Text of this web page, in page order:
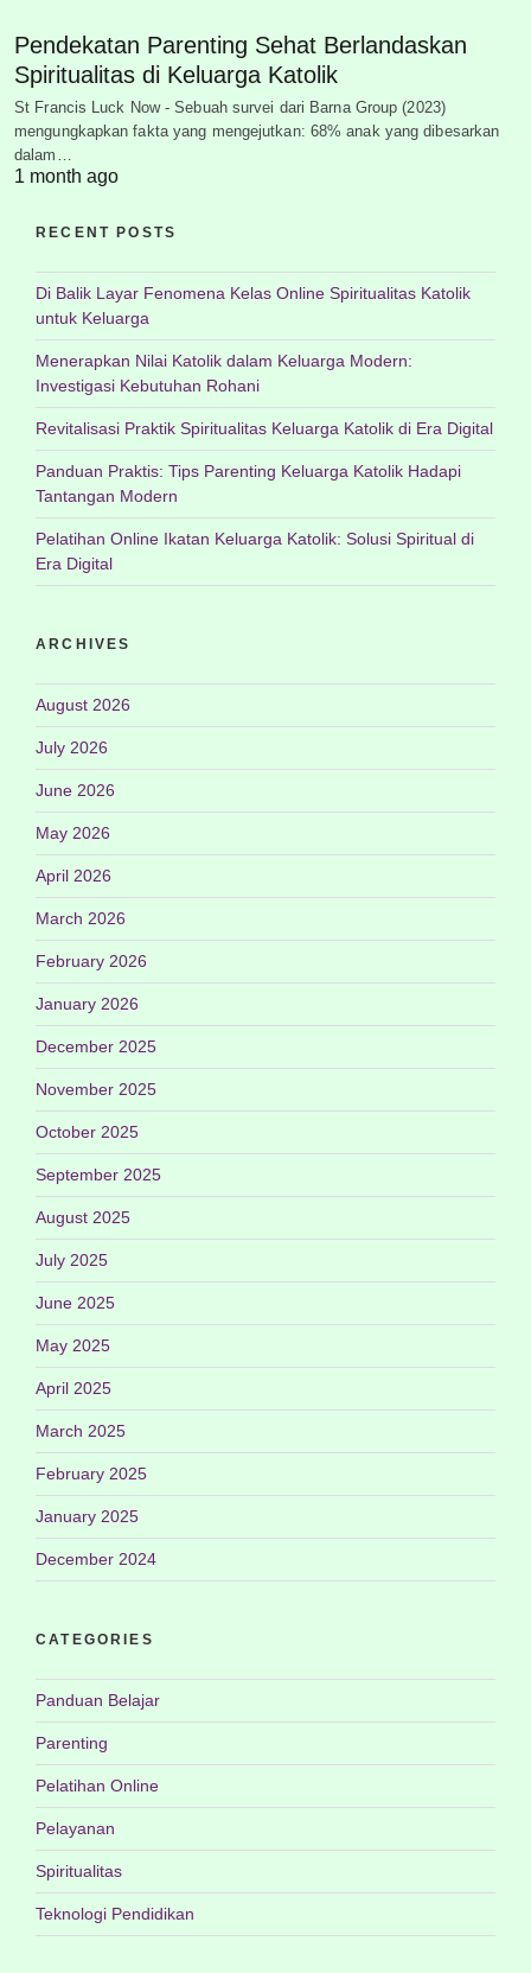
Pendekatan Parenting Sehat Berlandaskan
Spiritualitas di Keluarga Katolik
St Francis Luck Now - Sebuah survei dari Barna Group (2023)
mengungkapkan fakta yang mengejutkan: 68% anak yang dibesarkan
dalam…
1 month ago
RECENT POSTS
Di Balik Layar Fenomena Kelas Online Spiritualitas Katolik
untuk Keluarga
Menerapkan Nilai Katolik dalam Keluarga Modern:
Investigasi Kebutuhan Rohani
Revitalisasi Praktik Spiritualitas Keluarga Katolik di Era Digital
Panduan Praktis: Tips Parenting Keluarga Katolik Hadapi
Tantangan Modern
Pelatihan Online Ikatan Keluarga Katolik: Solusi Spiritual di
Era Digital
ARCHIVES
August 2026
July 2026
June 2026
May 2026
April 2026
March 2026
February 2026
January 2026
December 2025
November 2025
October 2025
September 2025
August 2025
July 2025
June 2025
May 2025
April 2025
March 2025
February 2025
January 2025
December 2024
CATEGORIES
Panduan Belajar
Parenting
Pelatihan Online
Pelayanan
Spiritualitas
Teknologi Pendidikan